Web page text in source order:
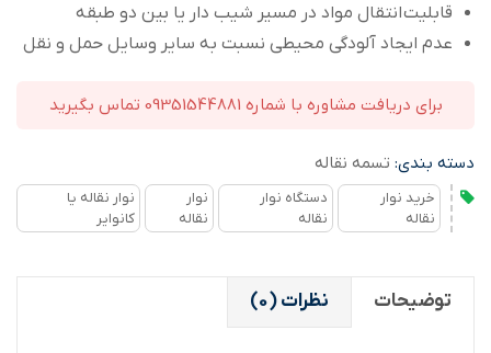
قابلیت انتقال مواد در مسیر شیب دار یا بین دو طبقه
عدم ایجاد آلودگی محیطی نسبت به سایر وسایل حمل و نقل
برای دریافت مشاوره با شماره 09351544881 تماس بگیرید
دسته بندی: تسمه نقاله
خرید نوار
نقاله
دستگاه نوار
نقاله
نوار
نقاله
نوار نقاله یا
کانوایر
توضیحات نظرات (0)